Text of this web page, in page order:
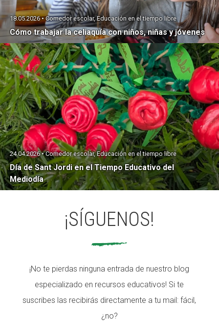
Cómo trabajar la celiaquía con niños, niñas y jóvenes
18.05.2026 • Comedor escolar, Educación en el tiempo libre
Día de Sant Jordi en el Tiempo Educativo del
Mediodía
24.04.2026 • Comedor escolar, Educación en el tiempo libre
¡SÍGUENOS!
¡No te pierdas ninguna entrada de nuestro blog
especializado en recursos educativos! Si te
suscribes las recibirás directamente a tu mail: fácil,
¿no?